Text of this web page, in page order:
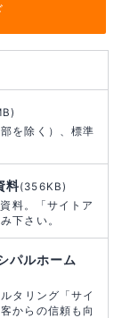
を除く）、標準
料(356KB)
料。「サイトア
下さい。
パルホーム
タリング「サイ
からの信頼も向